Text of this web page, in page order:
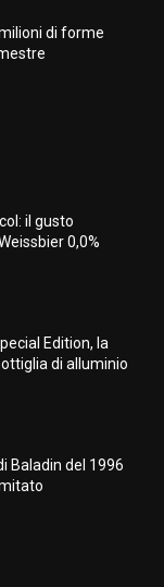
di forme
il gusto
0,0%
Edition, la
di alluminio
Baladin del 1996